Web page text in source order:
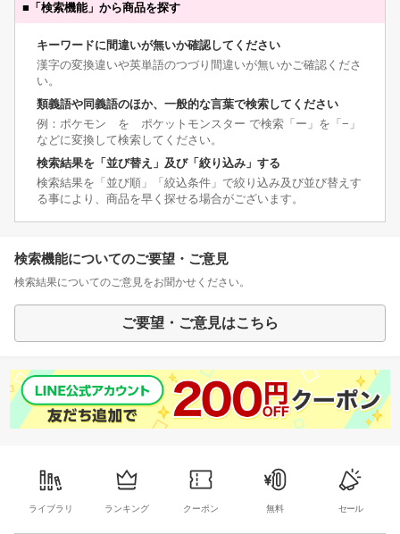
■ 「検索機能」から商品を探す
キーワードに間違いが無いか確認してください
漢字の変換違いや英単語のつづり間違いが無いかご確認くださ
い。
類義語や同義語のほか、一般的な言葉で検索してください
例：ポケモン を ポケットモンスター で検索「ー」を「−」
などに変換して検索してください。
検索結果を「並び替え」及び「絞り込み」する
検索結果を「並び順」「絞込条件」で絞り込み及び並び替えす
る事により、商品を早く探せる場合がございます。
検索機能についてのご要望・ご意見
検索結果についてのご意見をお聞かせください。
ご要望・ご意見はこちら
ライブラリ ランキング クーポン 無料 セール